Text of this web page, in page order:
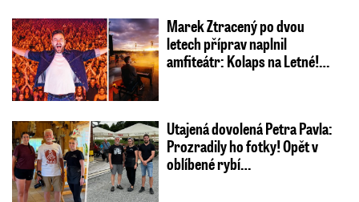
Marek Ztracený po dvou
letech příprav naplnil
amfiteátr: Kolaps na Letné!…
Utajená dovolená Petra Pavla:
Prozradily ho fotky! Opět v
oblíbené rybí…